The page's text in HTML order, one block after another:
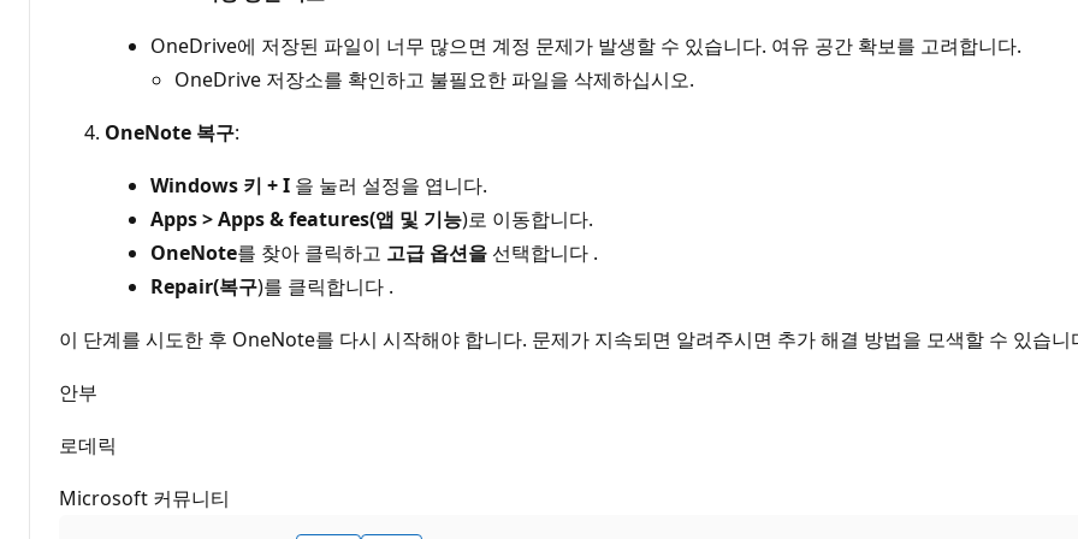
OneDrive에 저장된 파일이 너무 많으면 계정 문제가 발생할 수 있습니다. 여유 공간 확보를 고려합니다.
OneDrive 저장소를 확인하고 불필요한 파일을 삭제하십시오.
OneNote 복구:
Windows 키 + I 을 눌러 설정을 엽니다.
Apps > Apps & features(앱 및 기능)로 이동합니다.
OneNote를 찾아 클릭하고 고급 옵션을 선택합니다 .
Repair(복구)를 클릭합니다 .
이 단계를 시도한 후 OneNote를 다시 시작해야 합니다. 문제가 지속되면 알려주시면 추가 해결 방법을 모색할 수 있습
안부
로데릭
Microsoft 커뮤니티